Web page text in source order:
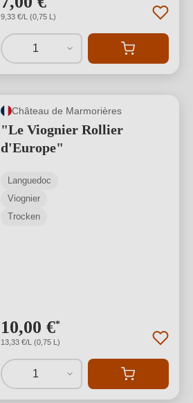
9,33 €/L (0,75 L)
1
Château de Marmorières
"Le Viognier Rollier
d'Europe"
Languedoc
Viognier
Trocken
10,00 €*
13,33 €/L (0,75 L)
1